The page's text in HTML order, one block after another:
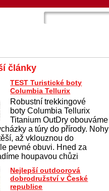
články
TEST Turistické boty
Columbia Tellurix
Robustní trekkingové
boty Columbia Tellurix
Titanium OutDry obouváme
a túry do přírody. Nohy
až vklouznou do
pevné obuvi. Hned za
houpavou chůzi
Nejlepší outdoorová
dobrodružství v České
republice